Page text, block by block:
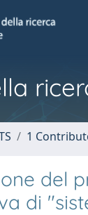
1
del
di